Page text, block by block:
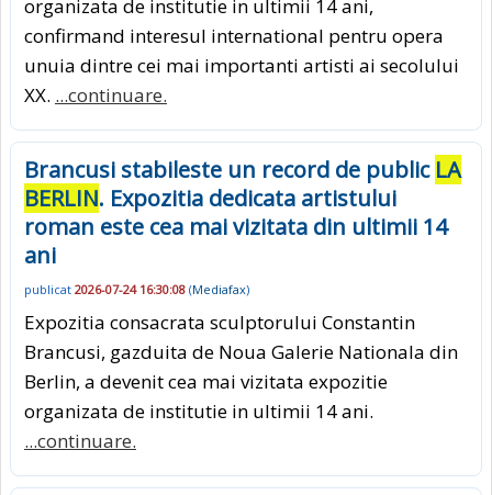
organizata de institutie in ultimii 14 ani,
confirmand interesul international pentru opera
unuia dintre cei mai importanti artisti ai secolului
XX. ...continuare.
Brancusi stabileste un record de public LA
BERLIN. Expozitia dedicata artistului
roman este cea mai vizitata din ultimii 14
ani
publicat 2026-07-24 16:30:08 (Mediafax)
Expozitia consacrata sculptorului Constantin
Brancusi, gazduita de Noua Galerie Nationala din
Berlin, a devenit cea mai vizitata expozitie
organizata de institutie in ultimii 14 ani.
...continuare.